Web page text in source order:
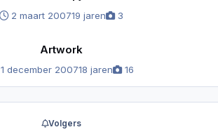
2 maart 200719 jaren 3
Artwork
1 december 200718 jaren 16
Volgers